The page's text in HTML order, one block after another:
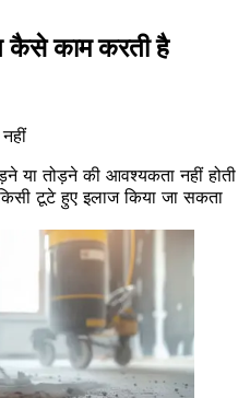
कैसे काम करती है
या तोड़ने की आवश्यकता नहीं होती
टूटे हुए इलाज किया जा सकता